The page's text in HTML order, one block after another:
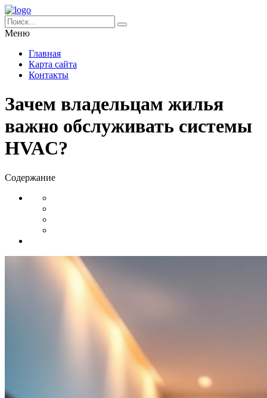
Меню
Главная
Карта сайта
Контакты
Зачем владельцам жилья
важно обслуживать системы
HVAC?
Содержание